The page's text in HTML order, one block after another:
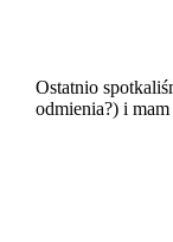
Ostatnio
odmienia?) i